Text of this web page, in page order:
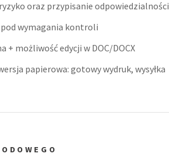
oraz przypisanie odpowiedzialności
wymagania kontroli
+ możliwość edycji w DOC/DOCX
papierowa: gotowy wydruk, wysyłka